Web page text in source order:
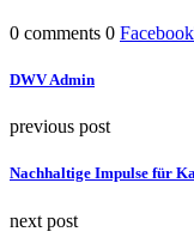
0 comments 0 Facebook
DWV Admin
previous post
Nachhaltige Impulse für
next post